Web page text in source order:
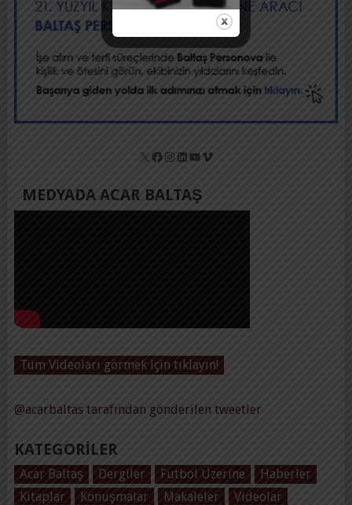
X Facebook
Instagram
LinkedIn
YouTube
Vimeo
MEDYADA ACAR BALTAŞ
Tüm Videoları görmek için tıklayın!
@acarbaltas tarafından gönderilen tweetler
KATEGORILER
Acar Baltaş Dergiler Futbol Üzerine
Haberler
Kitaplar
Konuşmalar Makaleler
Videolar